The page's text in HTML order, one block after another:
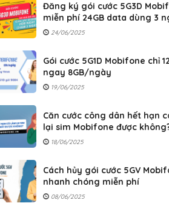
Đăng ký gói cước 5G3D
miễn phí 24GB data dùng 3
24/06/2025
Gói cước 5G1D Mobifone chỉ
ngay 8GB/ngày
19/06/2025
Căn cước công dân hết hạn
lại sim Mobifone được
18/06/2025
Cách hủy gói cước 5GV
nhanh chóng miễn phí
08/06/2025